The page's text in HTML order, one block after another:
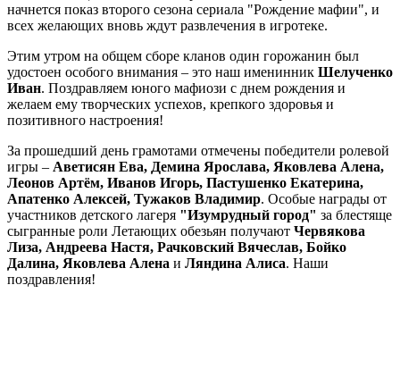
начнется показ второго сезона сериала "Рождение мафии", и
всех желающих вновь ждут развлечения в игротеке.
Этим утром на общем сборе кланов один горожанин был
удостоен особого внимания – это наш именинник Шелученко
Иван. Поздравляем юного мафиози с днем рождения и
желаем ему творческих успехов, крепкого здоровья и
позитивного настроения!
За прошедший день грамотами отмечены победители ролевой
игры – Аветисян Ева, Демина Ярослава, Яковлева Алена,
Леонов Артём, Иванов Игорь, Пастушенко Екатерина,
Апатенко Алексей, Тужаков Владимир. Особые награды от
участников детского лагеря "Изумрудный город" за блестяще
сыгранные роли Летающих обезьян получают Червякова
Лиза, Андреева Настя, Рачковский Вячеслав, Бойко
Далина, Яковлева Алена и Ляндина Алиса. Наши
поздравления!